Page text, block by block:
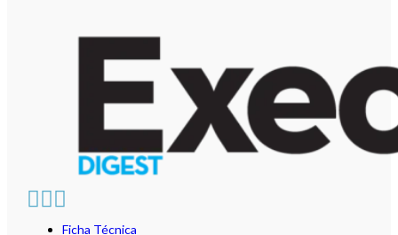
Ficha Técnica